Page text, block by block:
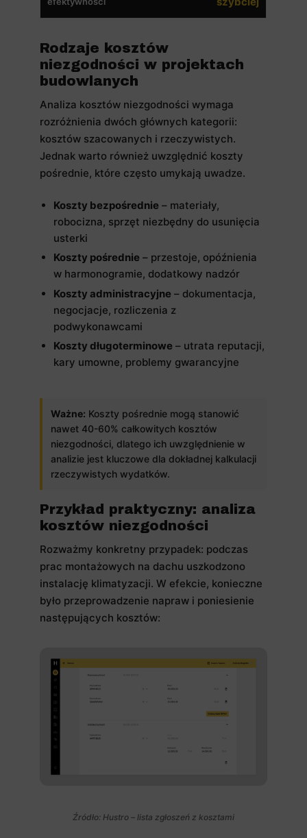
Rodzaje kosztów
niezgodności w projektach
budowlanych
Analiza kosztów niezgodności wymaga
rozróżnienia dwóch głównych kategorii:
kosztów szacowanych i rzeczywistych.
Jednak warto również uwzględnić koszty
pośrednie, które często umykają uwadze.
Koszty bezpośrednie – materiały,
robocizna, sprzęt niezbędny do usunięcia
usterki
Koszty pośrednie – przestoje, opóźnienia
w harmonogramie, dodatkowy nadzór
Koszty administracyjne – dokumentacja,
negocjacje, rozliczenia z
podwykonawcami
Koszty długoterminowe – utrata reputacji,
kary umowne, problemy gwarancyjne
Ważne: Koszty pośrednie mogą stanowić
nawet 40-60% całkowitych kosztów
niezgodności, dlatego ich uwzględnienie w
analizie jest kluczowe dla dokładnej kalkulacji
rzeczywistych wydatków.
Przykład praktyczny: analiza
kosztów niezgodności
Rozważmy konkretny przypadek: podczas
prac montażowych na dachu uszkodzono
instalację klimatyzacji. W efekcie, konieczne
było przeprowadzenie napraw i poniesienie
następujących kosztów:
Źródło: Hustro – lista zgłoszeń z kosztami